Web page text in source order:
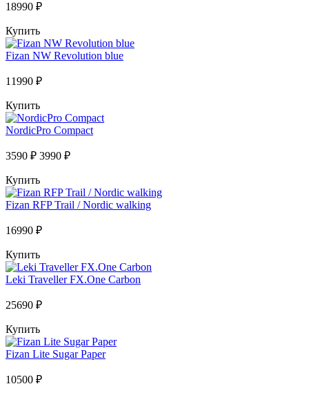
18990 ₽
Купить
Fizan NW Revolution blue
11990 ₽
Купить
NordicPro Compact
3590 ₽ 3990 ₽
Купить
Fizan RFP Trail / Nordic walking
16990 ₽
Купить
Leki Traveller FX.One Carbon
25690 ₽
Купить
Fizan Lite Sugar Paper
10500 ₽